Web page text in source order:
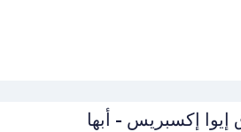
إيوا إكسبريس - أبها